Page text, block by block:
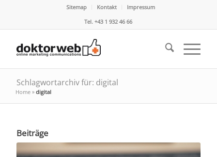
Sitemap Kontakt
Impressum
Tel. +43 1 932 46 66
Schlagwortarchiv für: digital
Home» digital
Beiträge